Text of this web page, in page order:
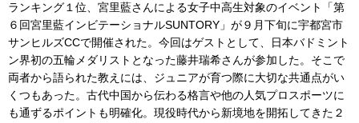
ランキング１位、宮里藍さんによる女子中高生対象のイベント「第
６回宮里藍インビテーショナルSUNTORY」が９月下旬に宇都宮市
サンヒルズCCで開催された。今回はゲストとして、日本バドミント
ン界初の五輪メダリストとなった藤井瑞希さんが参加した。そこで
両者から語られた教えには、ジュニアが育つ際に大切な共通点がい
くつもあった。古代中国から伝わる格言や他の人気プロスポーツに
も通ずるポイントも明確化。現役時代から新境地を開拓してきた２